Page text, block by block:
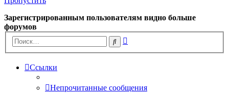
Зарегистрированным пользователям видно больше
форумов
Поиск
Ссылки
Непрочитанные сообщения